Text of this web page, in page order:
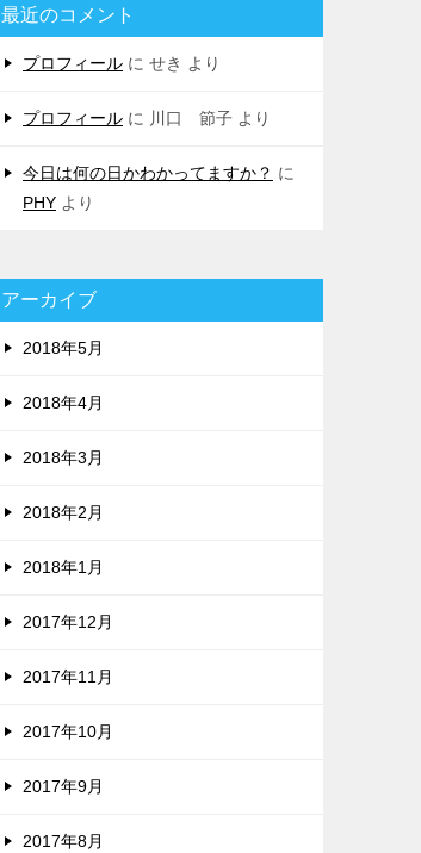
最近のコメント
プロフィール に せき より
プロフィール に 川口 節子 より
今日は何の日かわかってますか？ に
PHY より
アーカイブ
2018年5月
2018年4月
2018年3月
2018年2月
2018年1月
2017年12月
2017年11月
2017年10月
2017年9月
2017年8月